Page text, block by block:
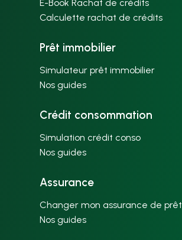
E-Book Rachat de crédits
Calculette rachat de crédits
Prêt immobilier
Simulateur prêt immobilier
Nos guides
Crédit consommation
Simulation crédit conso
Nos guides
Assurance
Changer mon assurance de prêt
Nos guides